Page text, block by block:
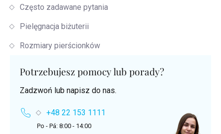
Często zadawane pytania
Pielęgnacja biżuterii
Rozmiary pierścionków
Potrzebujesz pomocy lub porady?
Zadzwoń lub napisz do nas.
+48 22 153 1111
Po - Pá: 8:00 - 14:00